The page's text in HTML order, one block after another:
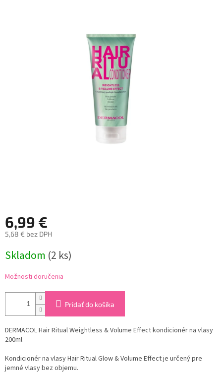
6,99 €
5,68 € bez DPH
cena:
Skladom (2 ks)
Možnosti doručenia
Pridať do košíka
DERMACOL Hair Ritual Weightless & Volume Effect kondicionér na vlasy
200ml
Kondicionér na vlasy Hair Ritual Glow & Volume Effect je určený pre
jemné vlasy bez objemu.